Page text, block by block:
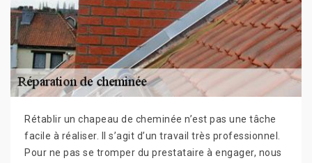
Rétablir un chapeau de cheminée n’est pas une tâche
facile à réaliser. Il s’agit d’un travail très professionnel.
Pour ne pas se tromper du prestataire à engager, nous